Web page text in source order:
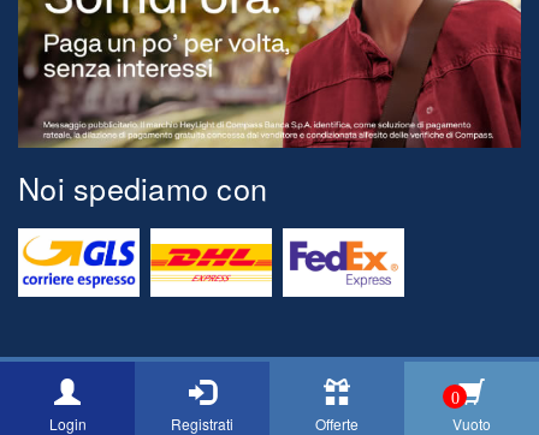
Noi spediamo con
© 2026 Tognini Pesca Via Montegrappa, 71 54037 Marina di Massa
[MS] ITALY P.Iva 00517150454 Email: info@cacciaepescatognini.it
Login Registrati Offerte
0
Vuoto